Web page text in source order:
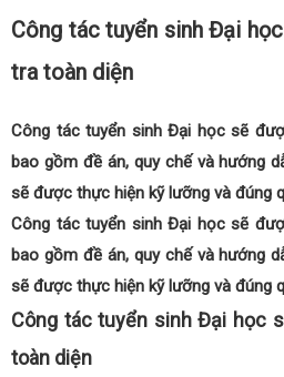
Công tác tuyển sinh Đại
tra toàn diện
Công tác tuyển sinh Đại học sẽ
bao gồm đề án, quy chế và hướng
sẽ được thực hiện kỹ lưỡng và đúng
Công tác tuyển sinh Đại học sẽ
bao gồm đề án, quy chế và hướng
sẽ được thực hiện kỹ lưỡng và đúng
Công tác tuyển sinh Đại học
toàn diện